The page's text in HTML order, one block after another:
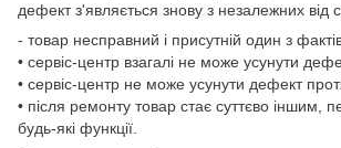
дефект з'являється знову з незалежних від
- товар несправний і присутній один з
• сервіс-центр взагалі не може усунути
• сервіс-центр не може усунути дефект
• після ремонту товар стає суттєво іншим,
будь-які функції.